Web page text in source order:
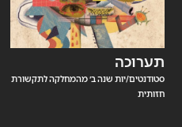
תערוכה
סטודנטים/יות שנה ב׳ מהמחלקה לתקשורת
חזותית